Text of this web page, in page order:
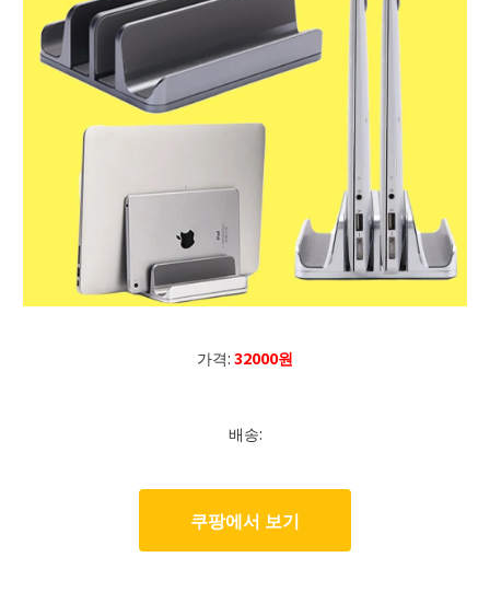
가격:32000원
배송:
쿠팡에서 보기